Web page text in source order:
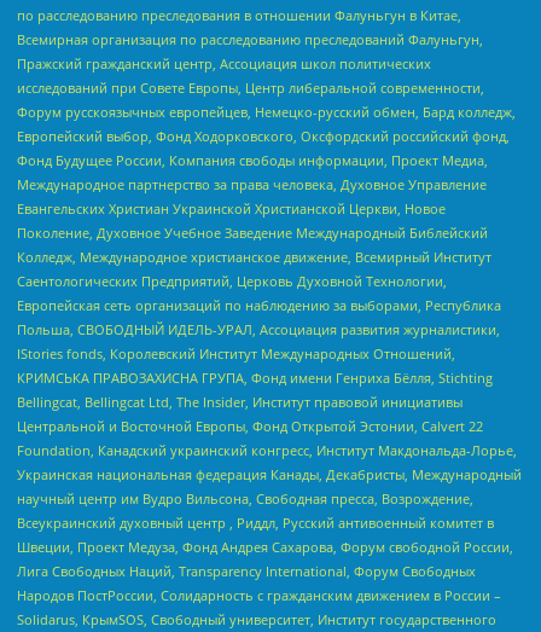
по расследованию преследования в отношении Фалуньгун в Китае,
Всемирная организация по расследованию преследований Фалуньгун,
Пражский гражданский центр, Ассоциация школ политических
исследований при Совете Европы, Центр либеральной современности,
Форум русскоязычных европейцев, Немецко-русский обмен, Бард колледж,
Европейский выбор, Фонд Ходорковского, Оксфордский российский фонд,
Фонд Будущее России, Компания свободы информации, Проект Медиа,
Международное партнерство за права человека, Духовное Управление
Евангельских Христиан Украинской Христианской Церкви, Новое
Поколение, Духовное Учебное Заведение Международный Библейский
Колледж, Международное христианское движение, Всемирный Институт
Саентологических Предприятий, Церковь Духовной Технологии,
Европейская сеть организаций по наблюдению за выборами, Республика
Польша, СВОБОДНЫЙ ИДЕЛЬ-УРАЛ, Ассоциация развития журналистики,
IStories fonds, Королевский Институт Международных Отношений,
КРИМСЬКА ПРАВОЗАХИСНА ГРУПА, Фонд имени Генриха Бёлля, Stichting
Bellingcat, Bellingcat Ltd, The Insider, Институт правовой инициативы
Центральной и Восточной Европы, Фонд Открытой Эстонии, Calvert 22
Foundation, Канадский украинский конгресс, Институт Макдональда-Лорье,
Украинская национальная федерация Канады, Декабристы, Международный
научный центр им Вудро Вильсона, Свободная пресса, Возрождение,
Всеукраинский духовный центр , Риддл, Русский антивоенный комитет в
Швеции, Проект Медуза, Фонд Андрея Сахарова, Форум свободной России,
Лига Свободных Наций, Transparеncy International, Форум Свободных
Народов ПостРоссии, Солидарность с гражданским движением в России –
Solidarus, КрымSOS, Свободный университет, Институт государственного